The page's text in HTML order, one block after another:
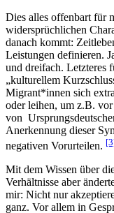
Dies alles offenbart für
widersprüchlichen
danach kommt:
Leistungen definieren.
und dreifach. Letzteres
„kulturellem
Migrant*innen sich
oder leihen, um z.B.
von
Anerkennung dieser
negativen Vorurteilen.
Mit dem Wissen über
Verhältnisse aber
mir: Nicht nur
ganz. Vor allem in